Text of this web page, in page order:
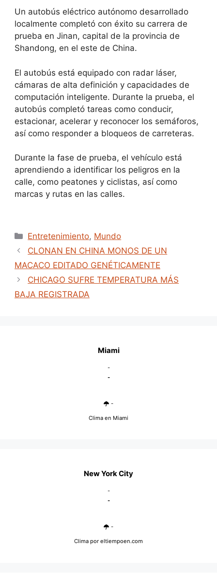
Un autobús eléctrico autónomo desarrollado
localmente completó con éxito su carrera de
prueba en Jinan, capital de la provincia de
Shandong, en el este de China.
El autobús está equipado con radar láser,
cámaras de alta definición y capacidades de
computación inteligente. Durante la prueba, el
autobús completó tareas como conducir,
estacionar, acelerar y reconocer los semáforos,
así como responder a bloqueos de carreteras.
Durante la fase de prueba, el vehículo está
aprendiendo a identificar los peligros en la
calle, como peatones y ciclistas, así como
marcas y rutas en las calles.
Categories
Entretenimiento, Mundo
CLONAN EN CHINA MONOS DE UN
MACACO EDITADO GENÉTICAMENTE
CHICAGO SUFRE TEMPERATURA MÁS
BAJA REGISTRADA
Miami
-
-
-
Clima en Miami
New York City
-
-
-
Clima por eltiempoen.com